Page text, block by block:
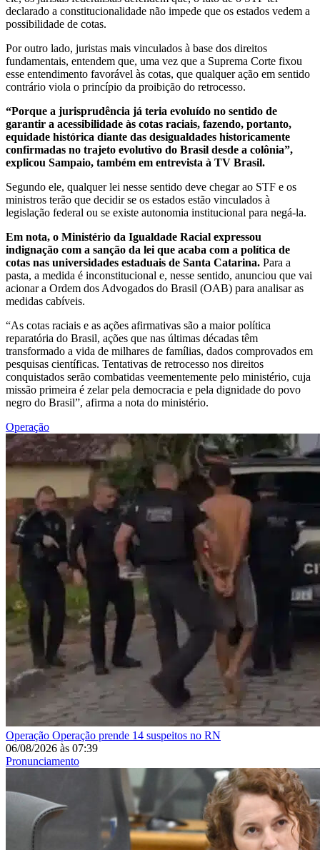
declarado a constitucionalidade não impede que os estados vedem a
possibilidade de cotas.
Por outro lado, juristas mais vinculados à base dos direitos
fundamentais, entendem que, uma vez que a Suprema Corte fixou
esse entendimento favorável às cotas, que qualquer ação em sentido
contrário viola o princípio da proibição do retrocesso.
“Porque a jurisprudência já teria evoluído no sentido de
garantir a acessibilidade às cotas raciais, fazendo, portanto,
equidade histórica diante das desigualdades historicamente
confirmadas no trajeto evolutivo do Brasil desde a colônia”,
explicou Sampaio, também em entrevista à TV Brasil.
Segundo ele, qualquer lei nesse sentido deve chegar ao STF e os
ministros terão que decidir se os estados estão vinculados à
legislação federal ou se existe autonomia institucional para negá-la.
Em nota, o Ministério da Igualdade Racial expressou
indignação com a sanção da lei que acaba com a política de
cotas nas universidades estaduais de Santa Catarina. Para a
pasta, a medida é inconstitucional e, nesse sentido, anunciou que vai
acionar a Ordem dos Advogados do Brasil (OAB) para analisar as
medidas cabíveis.
“As cotas raciais e as ações afirmativas são a maior política
reparatória do Brasil, ações que nas últimas décadas têm
transformado a vida de milhares de famílias, dados comprovados em
pesquisas científicas. Tentativas de retrocesso nos direitos
conquistados serão combatidas veementemente pelo ministério, cuja
missão primeira é zelar pela democracia e pela dignidade do povo
negro do Brasil”, afirma a nota do ministério.
Operação
Operação Operação prende 14 suspeitos no RN
06/08/2026 às 07:39
Pronunciamento